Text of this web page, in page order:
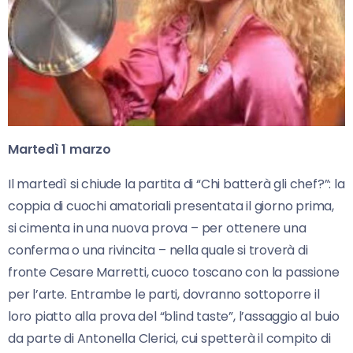
Martedì 1 marzo
Il martedì si chiude la partita di “Chi batterà gli chef?”: la
coppia di cuochi amatoriali presentata il giorno prima,
si cimenta in una nuova prova – per ottenere una
conferma o una rivincita – nella quale si troverà di
fronte Cesare Marretti, cuoco toscano con la passione
per l’arte. Entrambe le parti, dovranno sottoporre il
loro piatto alla prova del “blind taste”, l’assaggio al buio
da parte di Antonella Clerici, cui spetterà il compito di